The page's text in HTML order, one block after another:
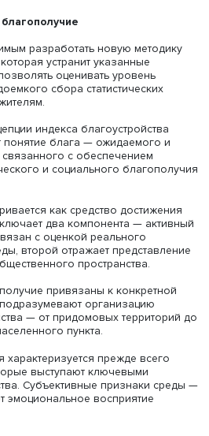
пересекаются, а в отдельных
данными со стороны
которые
лишь около 200 городов,
часть городов России.
и Анны Галкиной,
оба индекса объединяют
и неопределенность ряда
информации силами
с привлечением жителей, не
может снижать
методики плохо учитывают
и практически не